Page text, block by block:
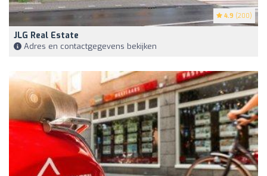
4.9 (200)
JLG Real Estate
Adres en contactgegevens bekijken